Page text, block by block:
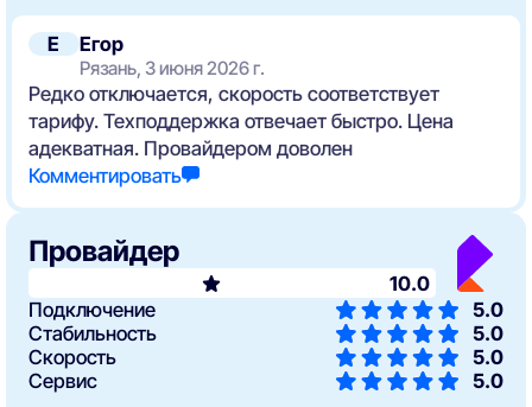
Е Егор
Рязань, 3 июня 2026 г.
Редко отключается, скорость соответствует
тарифу. Техподдержка отвечает быстро. Цена
адекватная. Провайдером доволен
Комментировать
Провайдер
10.0
Подключение
5.0
Стабильность
5.0
Скорость
5.0
Сервис
5.0